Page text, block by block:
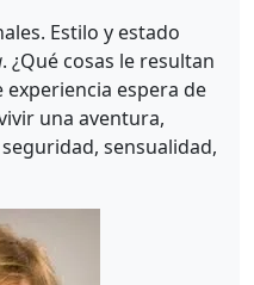
Estilo y estado
. ¿Qué cosas le resultan
experiencia espera de
una aventura,
sensualidad,